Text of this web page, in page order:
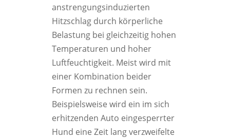
anstrengungsinduzierten
Hitzschlag durch körperliche
Belastung bei gleichzeitig hohen
Temperaturen und hoher
Luftfeuchtigkeit. Meist wird mit
einer Kombination beider
Formen zu rechnen sein.
Beispielsweise wird ein im sich
erhitzenden Auto eingesperrter
Hund eine Zeit lang verzweifelte